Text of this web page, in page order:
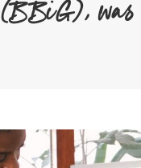
(BBiG), was